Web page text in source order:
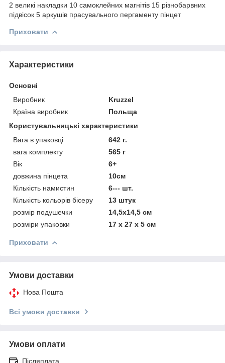
2 великі накладки 10 самоклейних магнітів 15 різнобарвних
підвісок 5 аркушів прасувального пергаменту пінцет
Приховати
Характеристики
Основні
Виробник
Kruzzel
Країна виробник
Польща
Користувальницькі характеристики
Вага в упаковці
642 г.
вага комплекту
565 г
Вік
6+
довжина пінцета
10см
Кількість намистин
6--- шт.
Кількість кольорів бісеру
13 штук
розмір подушечки
14,5x14,5 см
розміри упаковки
17 х 27 х 5 см
Приховати
Умови доставки
Нова Пошта
Всі умови доставки
Умови оплати
Післяплата